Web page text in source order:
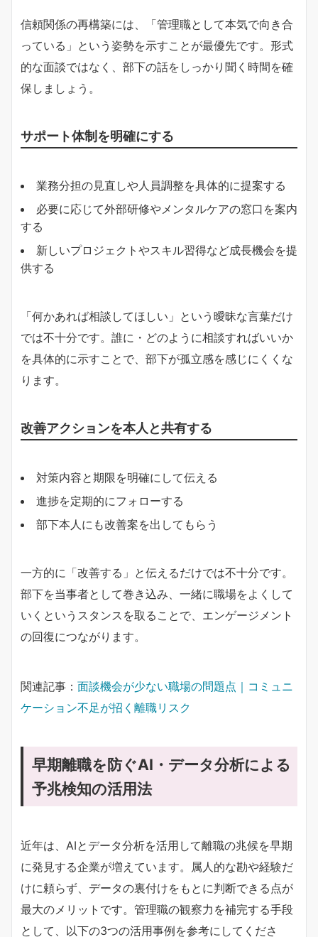
信頼関係の再構築には、「管理職として本気で向き合
っている」という姿勢を示すことが最優先です。形式
的な面談ではなく、部下の話をしっかり聞く時間を確
保しましょう。
サポート体制を明確にする
業務分担の見直しや人員調整を具体的に提案する
必要に応じて外部研修やメンタルケアの窓口を案内
する
新しいプロジェクトやスキル習得など成長機会を提
供する
「何かあれば相談してほしい」という曖昧な言葉だけ
では不十分です。誰に・どのように相談すればいいか
を具体的に示すことで、部下が孤立感を感じにくくな
ります。
改善アクションを本人と共有する
対策内容と期限を明確にして伝える
進捗を定期的にフォローする
部下本人にも改善案を出してもらう
一方的に「改善する」と伝えるだけでは不十分です。
部下を当事者として巻き込み、一緒に職場をよくして
いくというスタンスを取ることで、エンゲージメント
の回復につながります。
関連記事： 面談機会が少ない職場の問題点｜コミュニ
ケーション不足が招く離職リスク
早期離職を防ぐAI・データ分析による
予兆検知の活用法
近年は、AIとデータ分析を活用して離職の兆候を早期
に発見する企業が増えています。属人的な勘や経験だ
けに頼らず、データの裏付けをもとに判断できる点が
最大のメリットです。管理職の観察力を補完する手段
として、以下の3つの活用事例を参考にしてくださ